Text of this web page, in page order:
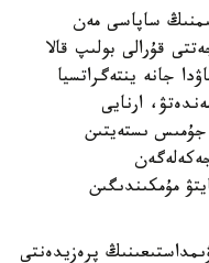
ساپاسى مەن
قۇرالى بولىپ قالا
جانە ينتەگراتسيا
ارنايى
جۇمىس ىستەيتىن
مۇمكىندىگىن
پرەزيدەنتى